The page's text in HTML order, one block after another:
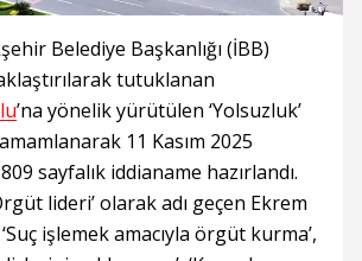
Belediye Başkanlığı (İBB)
tutuklanan
’na yönelik yürütülen ‘Yolsuzluk’
11 Kasım 2025
sayfalık iddianame hazırlandı.
lideri’ olarak adı geçen Ekrem
işlemek amacıyla örgüt kurma’,